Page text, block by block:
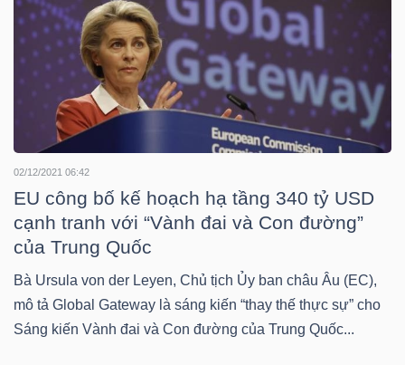
02/12/2021 06:42
EU công bố kế hoạch hạ tầng 340 tỷ USD
cạnh tranh với “Vành đai và Con đường”
của Trung Quốc
Bà Ursula von der Leyen, Chủ tịch Ủy ban châu Âu (EC),
mô tả Global Gateway là sáng kiến “thay thế thực sự” cho
Sáng kiến Vành đai và Con đường của Trung Quốc...
BẤT
ĐỘNG
SẢN
Mã
chứng
khoán
(-)
Tất cả Chỉ số Chứng chỉ quỹ